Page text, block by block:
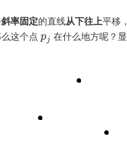
斜率固定的直线从下往上平移
么这个点pj 在什么地方呢？